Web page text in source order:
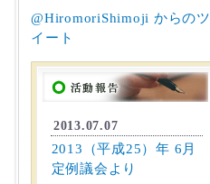
@HiromoriShimoji からのツ
イート
2013.07.07
2013（平成25）年 6月
定例議会より